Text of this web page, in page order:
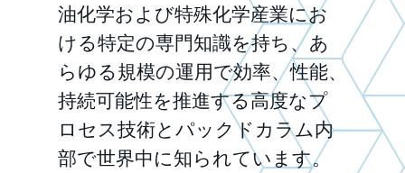
油化学および特殊化学産業にお
ける特定の専門知識を持ち、あ
らゆる規模の運用で効率、性能、
持続可能性を推進する高度なプ
ロセス技術とパックドカラム内
部で世界中に知られています。